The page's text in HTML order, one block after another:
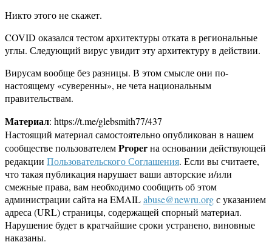
Никто этого не скажет.
COVID оказался тестом архитектуры отката в региональные
углы. Следующий вирус увидит эту архитектуру в действии.
Вирусам вообще без разницы. В этом смысле они по-
настоящему «суверенны», не чета национальным
правительствам.
Материал: https://t.me/glebsmith77/437
Настоящий материал самостоятельно опубликован в нашем
сообществе пользователемProperна основании действующей
редакции Пользовательского Соглашения. Если вы считаете,
что такая публикация нарушает ваши авторские и/или
смежные права, вам необходимо сообщить об этом
администрации сайта на EMAILabuse@newru.orgс указанием
адреса (URL) страницы, содержащей спорный материал.
Нарушение будет в кратчайшие сроки устранено, виновные
наказаны.